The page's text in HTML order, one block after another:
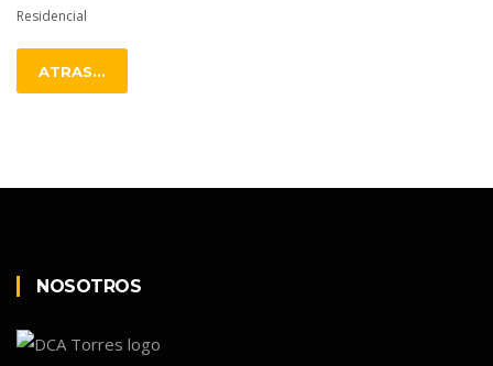
Residencial
ATRAS...
NOSOTROS